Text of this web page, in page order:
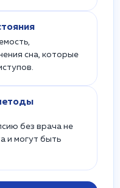
сна, которые
без врача не
и могут быть